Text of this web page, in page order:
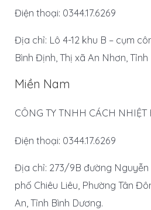
Điện thoại: 0344.17.6269
Địa chỉ: Lô 4-12 khu B – cụm
Bình Định, Thị xã An Nhơn,
Miền Nam
CÔNG TY TNHH CÁCH NHIỆT
Điện thoại: 0344.17.6269
Địa chỉ: 273/9B đường Nguyễn
phố Chiêu Liêu, Phường Tân
An, Tỉnh Bình Dương.